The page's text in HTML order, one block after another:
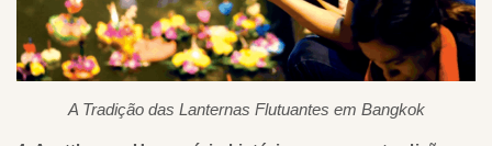
A Tradição das Lanternas Flutuantes em Bangkok